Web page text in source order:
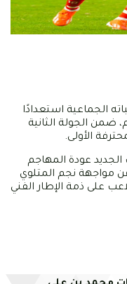
الجماعية استعدادًا
ضمن الجولة الثانية
الأولى.
عودة المهاجم
مواجهة نجم المتلوي
على ذمة الإطار الفني